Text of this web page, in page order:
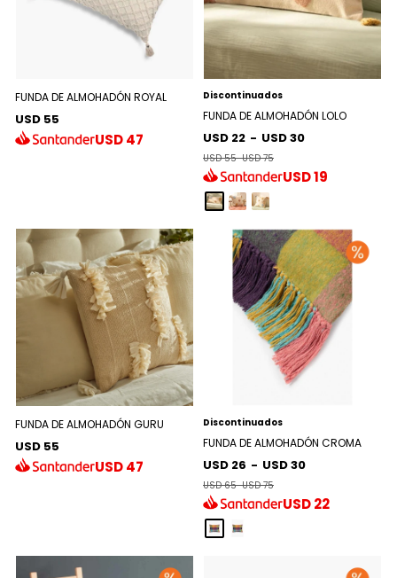
FUNDA DE ALMOHADÓN ROYAL
USD 55
USD47
Discontinuados
FUNDA DE ALMOHADÓN LOLO
USD 22 - USD 30
USD 55-USD 75
USD19
FUNDA DE ALMOHADÓN GURU
USD 55
USD47
Discontinuados
FUNDA DE ALMOHADÓN CROMA
USD 26 - USD 30
USD 65-USD 75
USD22